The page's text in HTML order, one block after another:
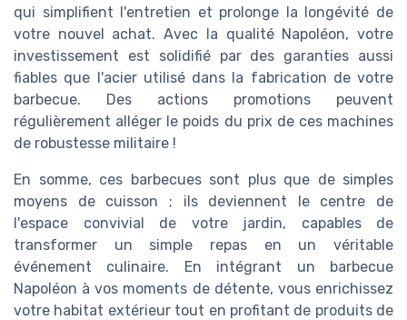
qui simplifient l'entretien et prolonge la longévité de
votre nouvel achat. Avec la qualité Napoléon, votre
investissement est solidifié par des garanties aussi
fiables que l'acier utilisé dans la fabrication de votre
barbecue. Des actions promotions peuvent
régulièrement alléger le poids du prix de ces machines
de robustesse militaire !
En somme, ces barbecues sont plus que de simples
moyens de cuisson ; ils deviennent le centre de
l'espace convivial de votre jardin, capables de
transformer un simple repas en un véritable
événement culinaire. En intégrant un barbecue
Napoléon à vos moments de détente, vous enrichissez
votre habitat extérieur tout en profitant de produits de